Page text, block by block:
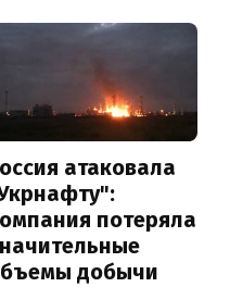
атаковала
потеряла
добычи